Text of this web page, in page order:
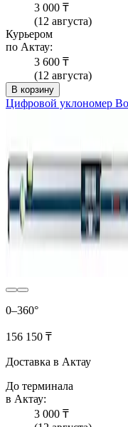
3 000 ₸
(12 августа)
Курьером
по Актау:
3 600 ₸
(12 августа)
В корзину
Цифровой уклономер
0–360°
156 150 ₸
Доставка в Актау
До терминала
в Актау:
3 000 ₸